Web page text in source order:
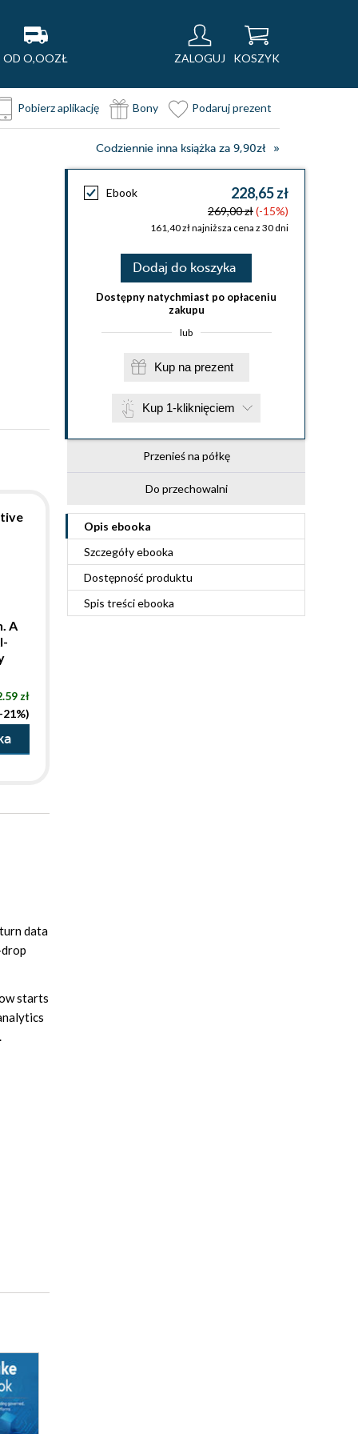
OD O,OOZŁ ZALOGUJ KOSZYK
Pobierz aplikację Bony Podaruj prezent
Codziennie inna książka za 9,90zł
Ebook 228,65 zł
269,00 zł(-15%)
161,40 zł najniższa cena z 30 dni
Dodaj do koszyka
Dostępny natychmiast po opłaceniu
zakupu
lub
Kup na prezent
Kup 1-kliknięciem
Przenieś na półkę
Do przechowalni
Opis ebooka
Szczegółyebooka
Dostępność produktu
Spis treściebooka
A
zł
21%)
data
starts